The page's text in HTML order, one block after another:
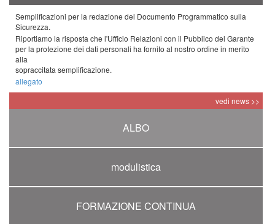
Semplificazioni per la redazione del Documento Programmatico sulla
Sicurezza.
Riportiamo la risposta che l'Ufficio Relazioni con il Pubblico del Garante
per la protezione dei dati personali ha fornito al nostro ordine in merito
alla
sopraccitata semplificazione.
allegato
vedi news >>
ALBO
modulistica
FORMAZIONE CONTINUA